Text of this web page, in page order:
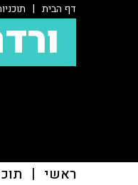
דף הבית |
ראשי |